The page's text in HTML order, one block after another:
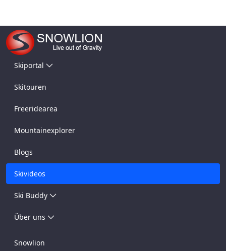
Skiportal
Skitouren
Freeridearea
Mountainexplorer
Blogs
Skivideos
Ski Buddy
Über uns
Snowlion